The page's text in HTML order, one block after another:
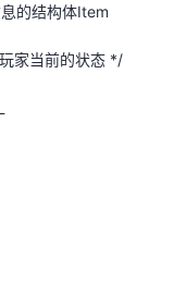
的结构体Item
家当前的状态 */